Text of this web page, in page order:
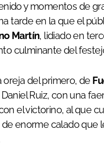
y momentos de
tarde en la que el
Martín, lidiado en
culminante del
oreja del primero, de
Ruiz, con una
el victorino, al que
enorme calado que